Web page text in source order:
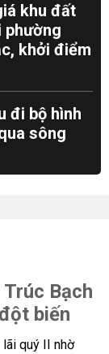
khu đất
phường
khởi điểm
đi bộ hình
sông
Bạch
biến